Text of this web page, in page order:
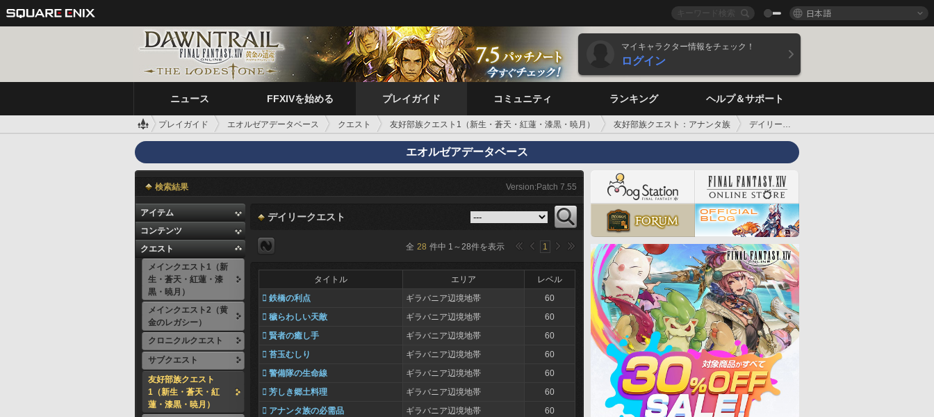
日本語
マイキャラクター情報をチェック！
ログイン
ニュース FFXIVを始める プレイガイド コミュニティ ランキング ヘルプ＆サポート
プレイガイド エオルゼアデータベース クエスト 友好部族クエスト1（新生・蒼天・紅蓮・漆黒・暁月） 友好部族クエスト：アナンタ族 デイリークエスト
エオルゼアデータベース
検索結果 Version:Patch 7.55
アイテム
コンテンツ
クエスト
メインクエスト1（新
生・蒼天・紅蓮・漆
黒・暁月）
メインクエスト2（黄
金のレガシー）
クロニクルクエスト
サブクエスト
友好部族クエスト
1（新生・蒼天・紅
蓮・漆黒・暁月）
デイリークエスト
全 28 件中 1 ～28件を表示 1
タイトル エリア
レベル
 鉄橋の利点
ギラバニア辺境地帯
60
 穢らわしい天敵
ギラバニア辺境地帯
60
 賢者の癒し手
ギラバニア辺境地帯
60
 苔玉むしり
ギラバニア辺境地帯
60
 警備隊の生命線
ギラバニア辺境地帯
60
 芳しき郷土料理
ギラバニア辺境地帯
60
 アナンタ族の必需品
ギラバニア辺境地帯
60